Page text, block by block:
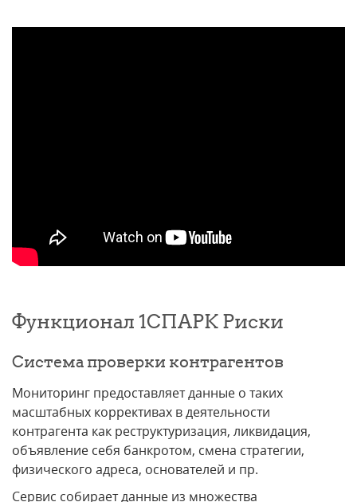
Функционал 1СПАРК Риски
Система проверки контрагентов
Мониторинг предоставляет данные о таких
масштабных коррективах в деятельности
контрагента как реструктуризация, ликвидация,
объявление себя банкротом, смена стратегии,
физического адреса, основателей и пр.
Сервис собирает данные из множества